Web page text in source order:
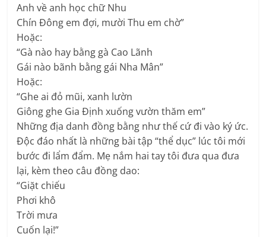
Anh về anh học chữ Nhu
Chín Đông em đợi, mười Thu em chờ”
Hoặc:
“Gà nào hay bằng gà Cao Lãnh
Gái nào bãnh bằng gái Nha Mân”
Hoặc:
“Ghe ai đỏ mũi, xanh lườn
Giông ghe Gia Định xuống vườn thăm em”
Những địa danh đồng bằng như thế cứ đi vào ký ức.
Độc đáo nhất là những bài tập “thể dục” lúc tôi mới
bước đi lẩm đẩm. Mẹ nắm hai tay tôi đưa qua đưa
lại, kèm theo câu đồng dao:
“Giặt chiếu
Phơi khô
Trời mưa
Cuốn lại!”